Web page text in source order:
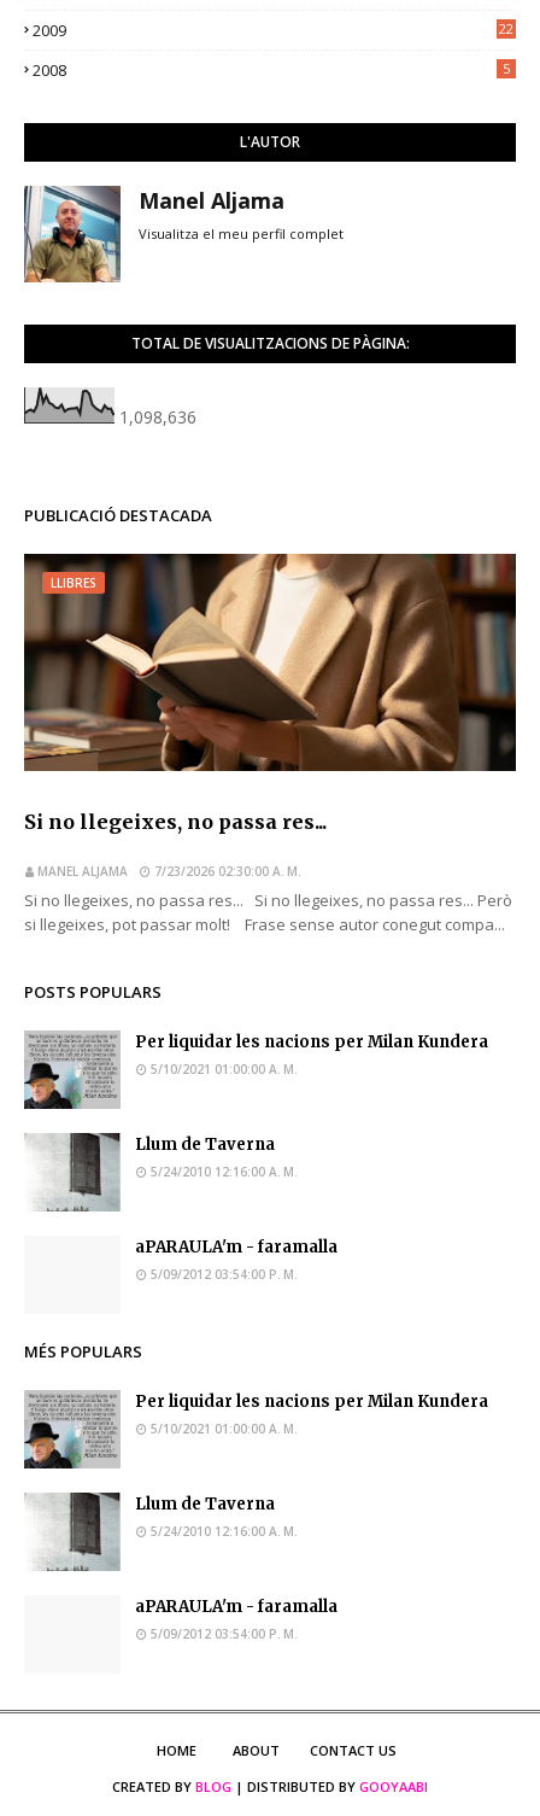
2009 22
2008 5
L'AUTOR
Manel Aljama
Visualitza el meu perfil complet
TOTAL DE VISUALITZACIONS DE PÀGINA:
1,098,636
PUBLICACIÓ DESTACADA
LLIBRES
Si no llegeixes, no passa res...
MANEL ALJAMA 7/23/2026 02:30:00 A. M.
Si no llegeixes, no passa res... Si no llegeixes, no passa res... Però
si llegeixes, pot passar molt! Frase sense autor conegut compa...
POSTS POPULARS
Per liquidar les nacions per Milan Kundera
5/10/2021 01:00:00 A. M.
Llum de Taverna
5/24/2010 12:16:00 A. M.
aPARAULA'm - faramalla
5/09/2012 03:54:00 P. M.
MÉS POPULARS
Per liquidar les nacions per Milan Kundera
5/10/2021 01:00:00 A. M.
Llum de Taverna
5/24/2010 12:16:00 A. M.
aPARAULA'm - faramalla
5/09/2012 03:54:00 P. M.
HOME ABOUT
CONTACT US
CREATED BY BLOG | DISTRIBUTED BY GOOYAABI